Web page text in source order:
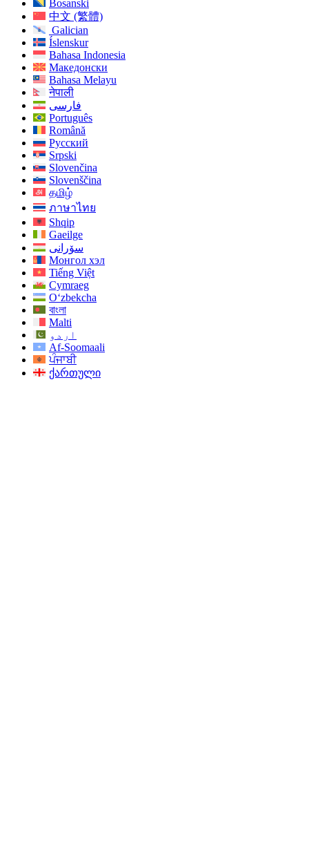
Bosanski
中文 (繁體)
Galician
Íslenskur
Bahasa Indonesia
Македонски
Bahasa Melayu
नेपाली
فارسی
Português
Română
Русский
Srpski
Slovenčina
Slovenščina
தமிழ்
ภาษาไทย
Shqip
Gaeilge
سۆرانی
Монгол хэл
Tiếng Việt
Cymraeg
O‘zbekcha
বাংলা
Malti
اردو
Af-Soomaali
ਪੰਜਾਬੀ
ქართული